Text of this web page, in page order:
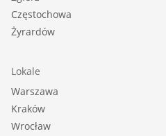
Częstochowa
Żyrardów
Lokale
Warszawa
Kraków
Wrocław